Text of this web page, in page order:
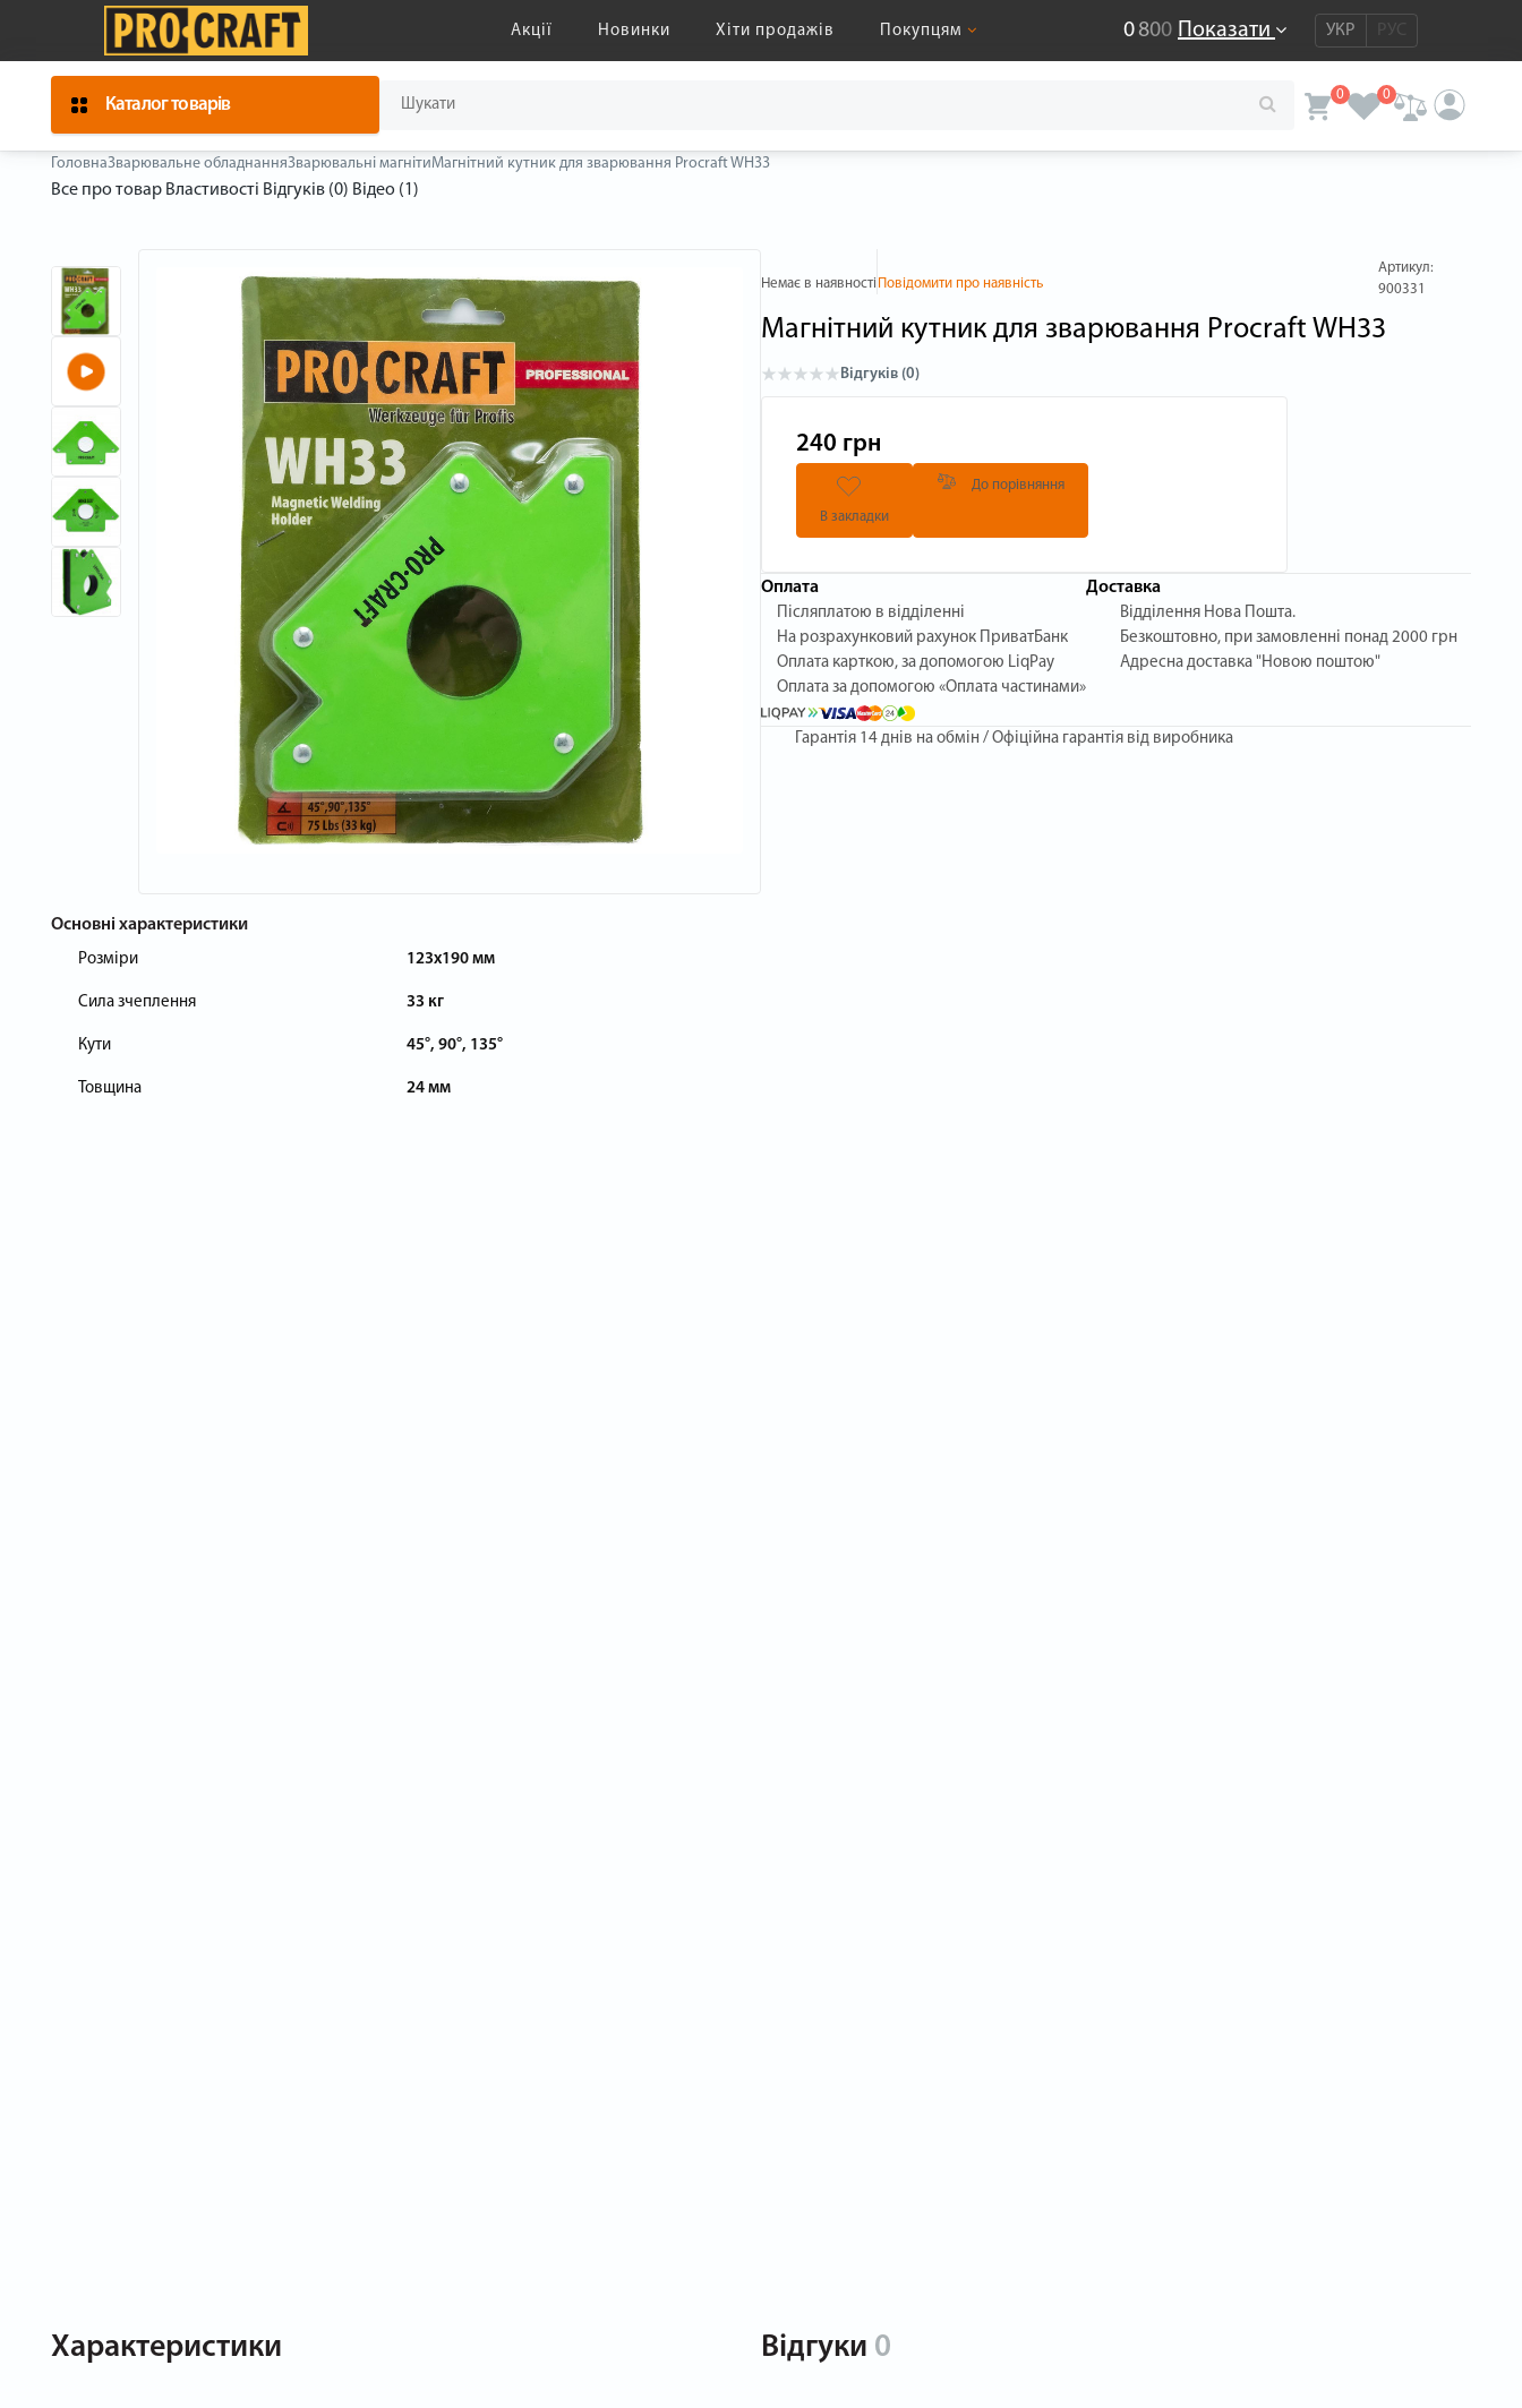
Акції Новинки Хіти продажів Покупцям 0800 Показати УКР РУС
Каталог товарів
0 0
ГоловнаЗварювальне обладнанняЗварювальні магнітиМагнітний кутник для зварювання Procraft WH33
Все про товар Властивості Відгуків (0) Відео (1)
Основні характеристики
Розміри 123x190 мм
Сила зчеплення 33 кг
Кути 45°, 90°, 135°
Товщина 24 мм
Немає в наявності Повідомити про наявність
Артикул:
900331
Магнітний кутник для зварювання Procraft WH33
Відгуків (0)
240 грн
В закладки
До порівняння
Оплата
Післяплатою в відділенні
На розрахунковий рахунок ПриватБанк
Оплата карткою, за допомогою LiqPay
Оплата за допомогою «Оплата частинами»
Доставка
Відділення Нова Пошта.
Безкоштовно, при замовленні понад 2000 грн
Адресна доставка "Новою поштою"
Гарантія 14 днів на обмін / Офіційна гарантія від виробника
Характеристики Відгуки 0